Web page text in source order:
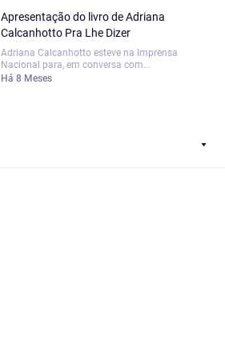
Apresentação do livro de Adriana
Calcanhotto Pra Lhe Dizer
Adriana Calcanhotto esteve na Imprensa
Nacional para, em conversa com...
Há 8 Meses